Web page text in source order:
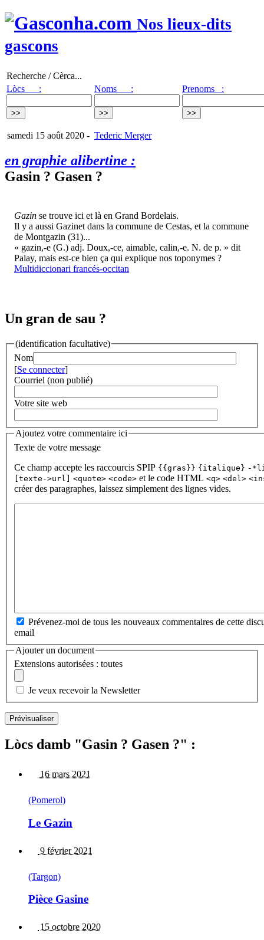
Nos lieux-dits
gascons
Recherche / Cèrca...
Lòcs :
Noms : Prenoms :
samedi 15 août 2020 - Tederic Merger
en graphie alibertine :
Gasin ? Gasen ?
Gazin se trouve ici et là en Grand Bordelais.
Il y a aussi Gazinet dans la commune de Cestas, et la commune
de Montgazin (31)...
« gazin,-e (G.) adj. Doux,-ce, aimable, calin,-e. N. de p. » dit
Palay, mais est-ce bien ça qui explique nos toponymes ?
Multidiccionari francés-occitan
Un gran de sau ?
(identification facultative)
Nom
[Se connecter]
Courriel (non publié)
Votre site web
Ajoutez votre commentaire ici
Texte de votre message
Ce champ accepte les raccourcis SPIP {{gras}} {italique} -
[texte->url] <quote> <code> et le code HTML <q> <del>
créer des paragraphes, laissez simplement des lignes vides.
Prévenez-moi de tous les nouveaux commentaires de cette
email
Ajouter un document
Extensions autorisées : toutes
Je veux recevoir la Newsletter
Lòcs damb "Gasin ? Gasen ?" :
16 mars 2021
(Pomerol)
Le Gazin
9 février 2021
(Targon)
Pièce Gasine
15 octobre 2020